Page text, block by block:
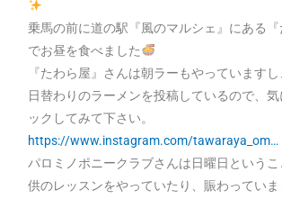
乗馬の前に道の駅『風のマルシェ』にある
でお昼を食べました
『たわら屋』さんは朝ラーもやっています
日替わりのラーメンを投稿しているので、気
ックしてみて下さい。
https://www.instagram.com/tawaraya_om…
パロミノポニークラブさんは日曜日という
供のレッスンをやっていたり、賑わっていま